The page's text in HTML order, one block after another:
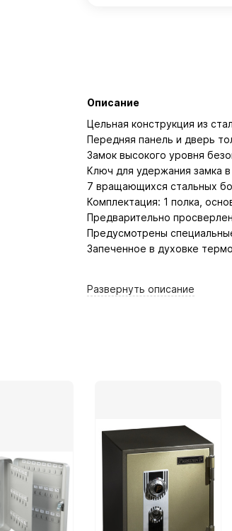
Описание
Цельная конструкция из
Передняя панель и дверь
Замок высокого уровня
Ключ для удержания замка
7 вращающихся стальных
Комплектация: 1 полка,
Предварительно
Предусмотрены
Запеченное в духовке
высота(мм) - 220
Развернуть описание